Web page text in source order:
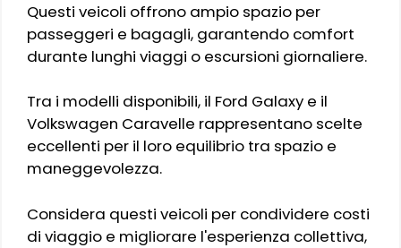
Questi veicoli offrono ampio spazio per
passeggeri e bagagli, garantendo comfort
durante lunghi viaggi o escursioni giornaliere.
Tra i modelli disponibili, il Ford Galaxy e il
Volkswagen Caravelle rappresentano scelte
eccellenti per il loro equilibrio tra spazio e
maneggevolezza.
Considera questi veicoli per condividere costi
di viaggio e migliorare l'esperienza collettiva,